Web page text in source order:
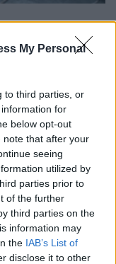
My Personal
to third parties, or
for
below opt-out
note that after your
seeing
utilized by
parties prior to
of the further
third parties on the
information may
the IAB’s List of
disclose it to other
vizsgálja a